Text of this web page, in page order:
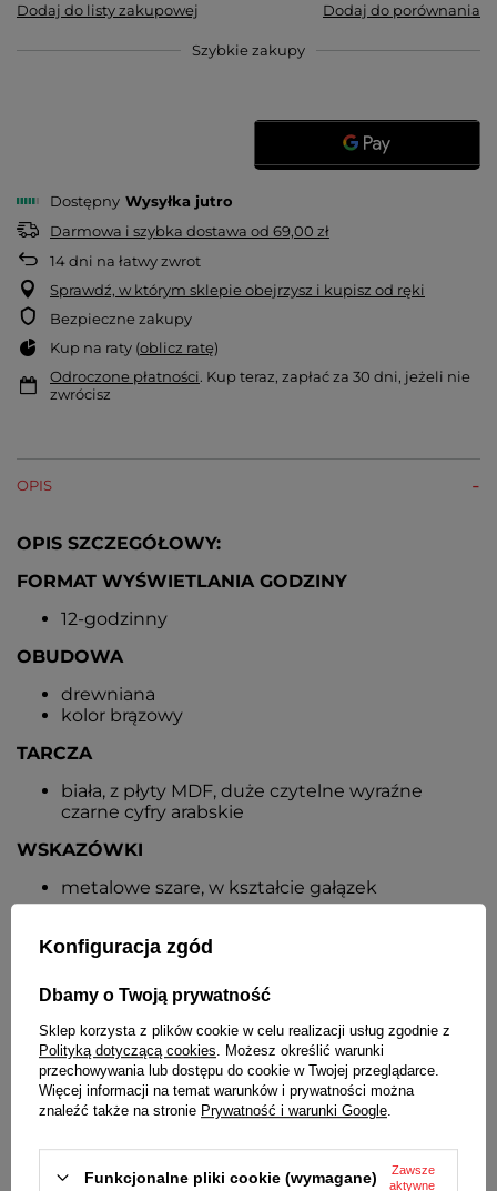
Dodaj do listy zakupowej Dodaj do porównania
Szybkie zakupy
Dostępny Wysyłka jutro
Darmowa i szybka dostawa od 69,00 zł
14dni na łatwy zwrot
Sprawdź, w którym sklepie obejrzysz i kupisz od ręki
Bezpieczne zakupy
Kup na raty (oblicz ratę)
Odroczone płatności. Kup teraz, zapłać za 30 dni, jeżeli nie
zwrócisz
OPIS
OPIS SZCZEGÓŁOWY:
FORMAT WYŚWIETLANIA GODZINY
12-godzinny
OBUDOWA
drewniana
kolor brązowy
TARCZA
biała, z płyty MDF, duże czytelne wyraźne
czarne cyfry arabskie
WSKAZÓWKI
metalowe szare, w kształcie gałązek
brak
MECHANIZM KURANTU (KUKUŁKI)
3 tryby pracy: włączony na stałe, wyłączony,
włączony tylko gdy jest jasno (wbudowany
czujnik zmierzchu)
3-stopniowa regulacja głośności
ładny czysty dźwięk, nie jest to sam głos
kukułki, tylko z echem, w tle słychać odgłosy
Konfiguracja zgód
Dbamy o Twoją prywatność
Sklep korzysta z plików cookie w celu realizacji usług zgodnie z
Polityką dotyczącą cookies . Możesz określić warunki
przechowywania lub dostępu do cookie w Twojej przeglądarce.
Więcej informacji na temat warunków i prywatności można
znaleźć także na stronie Prywatność i warunki Google
Funkcjonalne pliki cookie (wymagane)
Zawsze
aktywne